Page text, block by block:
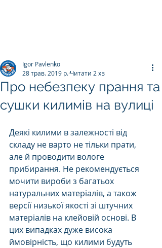
Про небезпеку прання та
сушки килимів на вулиці
Igor Pavlenko
28 трав. 2019 р. Читати 2 хв
Деякі килими в залежності від
складу не варто не тільки прати,
але й проводити вологе
прибирання. Не рекомендується
мочити вироби з багатьох
натуральних матеріалів, а також
версії низької якості зі штучних
матеріалів на клейовій основі. В
цих випадках дуже висока
ймовірність, що килими будуть